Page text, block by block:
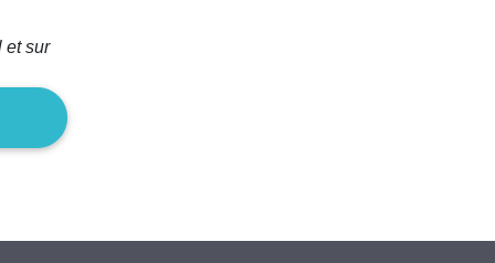
et sur